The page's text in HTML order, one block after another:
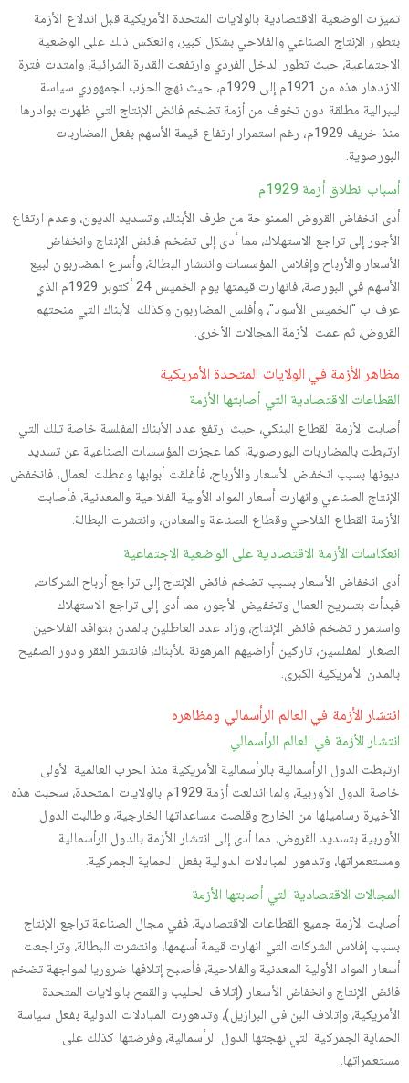
تميزت الوضعية الاقتصادية بالولايات المتحدة الأمريكية قبل اندلاع الأزمة
بتطور الإنتاج الصناعي والفلاحي بشكل كبير، وانعكس ذلك على الوضعية
الاجتماعية، حيث تطور الدخل الفردي وارتفعت القدرة الشرائية، وامتدت فترة
الازدهار هذه من 1921م إلى 1929م، حيث نهج الحزب الجمهوري سياسة
ليبرالية مطلقة دون تخوف من أزمة تضخم فائض الإنتاج التي ظهرت بوادرها
منذ خريف 1929م، رغم استمرار ارتفاع قيمة الأسهم بفعل المضاربات
البورصوية.
أسباب انطلاق أزمة 1929م
أدى انخفاض القروض الممنوحة من طرف الأبناك، وتسديد الديون، وعدم ارتفاع
الأجور إلى تراجع الاستهلاك، مما أدى إلى تضخم فائض الإنتاج وانخفاض
الأسعار والأرباح وإفلاس المؤسسات وانتشار البطالة، وأسرع المضاربون لبيع
الأسهم في البورصة، فانهارت قيمتها يوم الخميس 24 أكتوبر 1929م الذي
عرف ب "الخميس الأسود"، وأفلس المضاربون وكذلك الأبناك التي منحتهم
القروض، ثم عمت الأزمة المجالات الأخرى.
مظاهر الأزمة في الولايات المتحدة الأمريكية
القطاعات الاقتصادية التي أصابتها الأزمة
أصابت الأزمة القطاع البنكي، حيث ارتفع عدد الأبناك المفلسة خاصة تلك التي
ارتبطت بالمضاربات البورصوية، كما عجزت المؤسسات الصناعية عن تسديد
ديونها بسبب انخفاض الأسعار والأرباح، فأغلقت أبوابها وعطلت العمال، فانخفض
الإنتاج الصناعي وانهارت أسعار المواد الأولية الفلاحية والمعدنية، فأصابت
الأزمة القطاع الفلاحي وقطاع الصناعة والمعادن، وانتشرت البطالة.
انعكاسات الأزمة الاقتصادية على الوضعية الاجتماعية
أدى انخفاض الأسعار بسبب تضخم فائض الإنتاج إلى تراجع أرباح الشركات،
فبدأت بتسريح العمال وتخفيض الأجور، مما أدى إلى تراجع الاستهلاك
واستمرار تضخم فائض الإنتاج، وزاد عدد العاطلين بالمدن بتوافد الفلاحين
الصغار المفلسين، تاركين أراضيهم المرهونة للأبناك، فانتشر الفقر ودور الصفيح
بالمدن الأمريكية الكبرى.
انتشار الأزمة في العالم الرأسمالي ومظاهره
انتشار الأزمة في العالم الرأسمالي
ارتبطت الدول الرأسمالية بالرأسمالية الأمريكية منذ الحرب العالمية الأولى
خاصة الدول الأوربية، ولما اندلعت أزمة 1929م بالولايات المتحدة، سحبت هذه
الأخيرة رساميلها من الخارج وقلصت مساعداتها الخارجية، وطالبت الدول
الأوربية بتسديد القروض، مما أدى إلى انتشار الأزمة بالدول الرأسمالية
ومستعمراتها، وتدهور المبادلات الدولية بفعل الحماية الجمركية.
المجالات الاقتصادية التي أصابتها الأزمة
أصابت الأزمة جميع القطاعات الاقتصادية، ففي مجال الصناعة تراجع الإنتاج
بسبب إفلاس الشركات التي انهارت قيمة أسهمها، وانتشرت البطالة، وتراجعت
أسعار المواد الأولية المعدنية والفلاحية، فأصبح إتلافها ضروريا لمواجهة تضخم
فائض الإنتاج وانخفاض الأسعار (إتلاف الحليب والقمح بالولايات المتحدة
الأمريكية، وإتلاف البن في البرازيل)، وتدهورت المبادلات الدولية بفعل سياسة
الحماية الجمركية التي نهجتها الدول الرأسمالية، وفرضتها كذلك على
مستعمراتها.